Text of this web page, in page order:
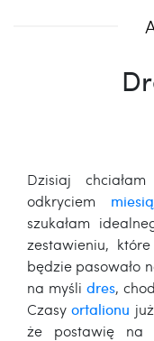
Dzisiaj
odkryciem
szukałam
zestawieniu,
będzie pasowało
na myśli dres,
Czasyortalionu
że postawię na